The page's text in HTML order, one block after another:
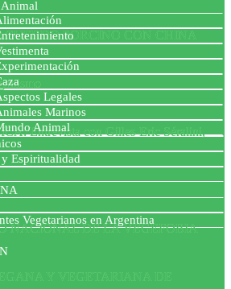
PORCINO CON CHINA
Entrevista con Gilles-Eric Séralini,
NACIONAL DE LA VEGEFOBIA
Y VEGETARIANA DE
Legales
Marinos
Animal
Espiritualidad
Vegetarianos en Argentina